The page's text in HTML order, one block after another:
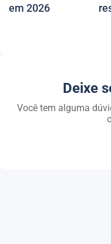
em 2026
Deixe
Você tem alguma